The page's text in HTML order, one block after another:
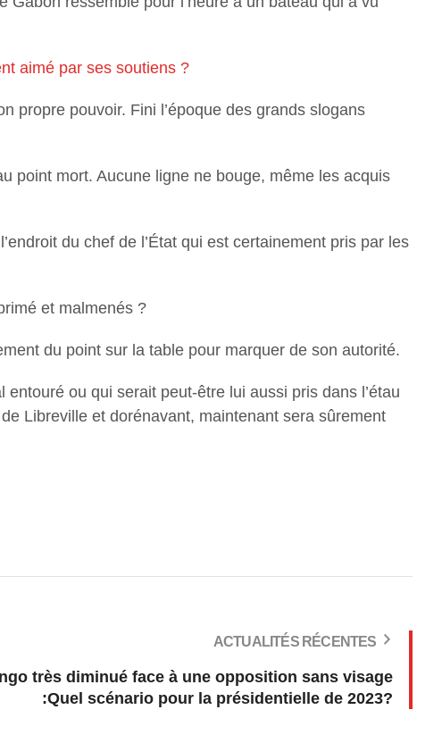
aimé par ses soutiens ?
propre pouvoir. Fini l’époque des grands slogans
point mort. Aucune ligne ne bouge, même les acquis
du chef de l’État qui est certainement pris par les
et malmenés ?
du point sur la table pour marquer de son autorité.
ou qui serait peut-être lui aussi pris dans l’étau
Libreville et dorénavant, maintenant sera sûrement
ACTUALITÉS RÉCENTES
très diminué face à une opposition sans visage
:Quel scénario pour la présidentielle de 2023?